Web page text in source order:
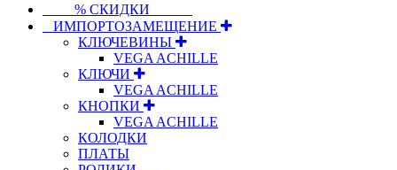
⠀⠀⠀% СКИДКИ⠀⠀⠀⠀
⠀ИМПОРТОЗАМЕЩЕНИЕ
КЛЮЧЕВИНЫ
VEGA ACHILLE
КЛЮЧИ
VEGA ACHILLE
КНОПКИ
VEGA ACHILLE
КОЛОДКИ
ПЛАТЫ